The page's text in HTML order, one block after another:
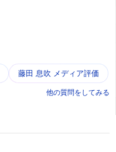
藤田 息吹 メディア評価
他の質問をしてみる